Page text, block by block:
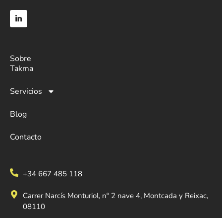
Sobre
Takma
Servicios
Blog
Contacto
+34 667 485 118
Carrer Narcís Monturiol, nº 2 nave 4, Montcada y Reixac,
08110